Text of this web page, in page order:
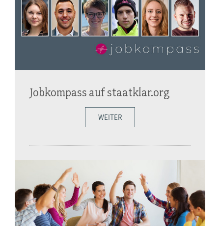
Jobkompass auf staatklar.org
WEITER